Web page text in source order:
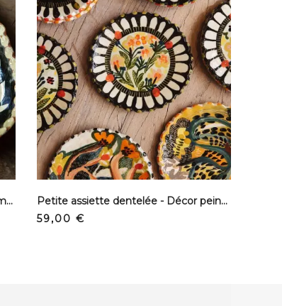
Plat oval dentelé - Décor peint à la main
Petite assiette dentelée - Décor peint à la main
Precio
59,00 €